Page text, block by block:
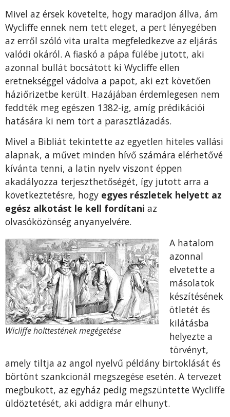
Mivel az érsek követelte, hogy maradjon állva, ám
Wycliffe ennek nem tett eleget, a pert lényegében
az erről szóló vita uralta megfeledkezve az eljárás
valódi okáról. A fiaskó a pápa fülébe jutott, aki
azonnal bullát bocsátott ki Wycliffe ellen
eretnekséggel vádolva a papot, aki ezt követően
háziőrizetbe került. Hazájában érdemlegesen nem
feddték meg egészen 1382-ig, amíg prédikációi
hatására ki nem tört a parasztlázadás.
Mivel a Bibliát tekintette az egyetlen hiteles vallási
alapnak, a művet minden hívő számára elérhetővé
kívánta tenni, a latin nyelv viszont éppen
akadályozza terjeszthetőségét, így jutott arra a
következtetésre, hogy egyes részletek helyett az
egész alkotást le kell fordítani az
olvasóközönség anyanyelvére.
Wicliffe holttestének megégetése
A hatalom
azonnal
elvetette a
másolatok
készítésének
ötletét és
kilátásba
helyezte a
törvényt,
amely tiltja az angol nyelvű példány birtoklását és
börtönt szankcionál megszegése esetén. A tervezet
megbukott, az egyház pedig megszüntette Wycliffe
üldöztetését, aki addigra már elhunyt.